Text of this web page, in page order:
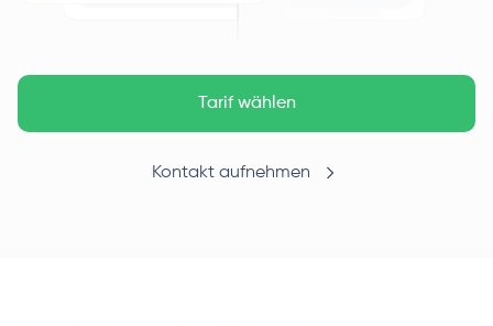
Tarif wählen
Kontakt aufnehmen